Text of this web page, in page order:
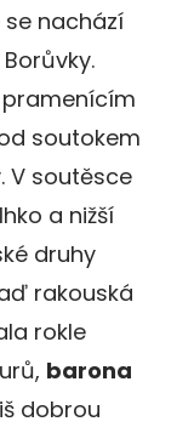
nachází
soutokem
V soutěsce
a nižší
druhy
rakouská
rokle
barona
dobrou